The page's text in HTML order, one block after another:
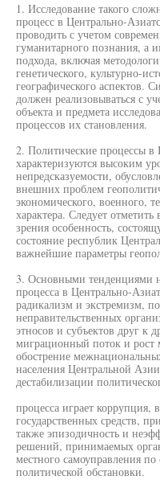
1. Исследование такого
процесс в Центрально-
проводить с учетом
гуманитарного познания, а
подхода, включая
генетического, культурно-
географического аспектов.
должен реализовываться с
объекта и предмета
процессов их становления.
2. Политические процессы в
характеризуются высоким
непредсказуемости,
внешних проблем
экономического, военного,
характера. Следует
зрения особенность,
состояние республик
важнейшие параметры
3. Основными тенденциями
процесса в Центрально-
радикализм и экстремизм,
неправительственных
этносов и субъектов друг к
миграционный поток и рост
обострение
населения Центральной
дестабилизации
процесса играет коррупция,
государственных средств,
также эпизодичность и
решений, принимаемых
местного самоуправления
политической обстановки.